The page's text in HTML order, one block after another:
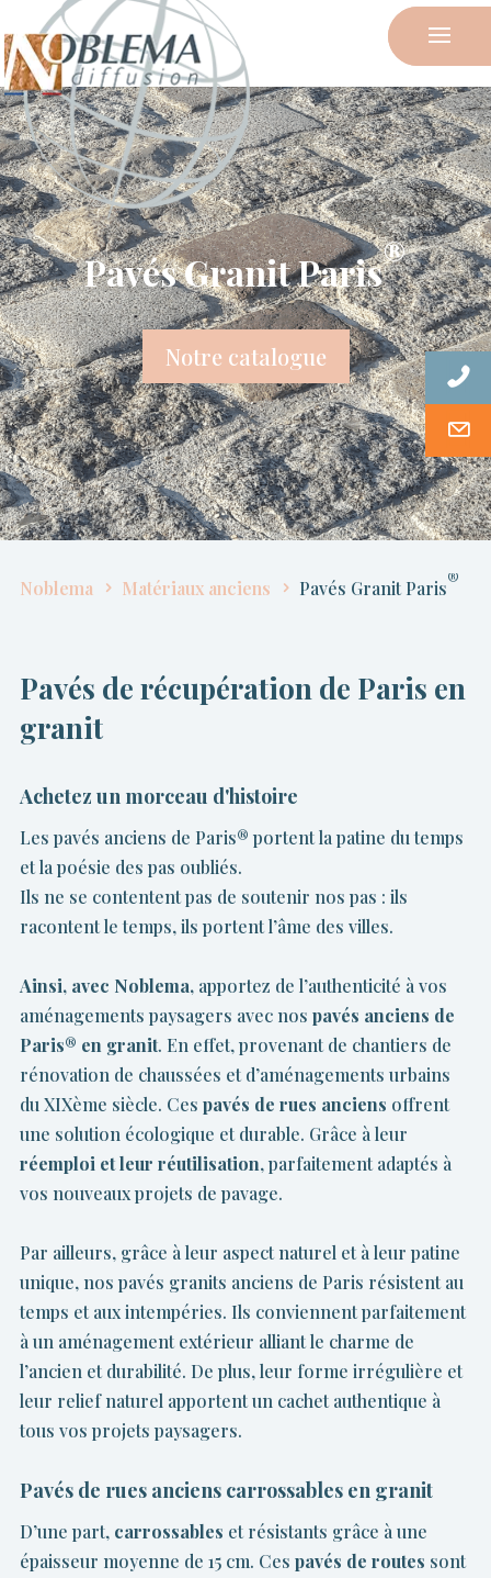
Pavés Granit Paris®
Notre catalogue
Noblema Matériaux anciens Pavés Granit Paris®
Pavés de récupération de Paris en
granit
Achetez un morceau d'histoire
Les pavés anciens de Paris® portent la patine du temps
et la poésie des pas oubliés.
Ils ne se contentent pas de soutenir nos pas : ils
racontent le temps, ils portent l’âme des villes.
Ainsi, avec Noblema, apportez de l’authenticité à vos
aménagements paysagers avec nos pavés anciens de
Paris® en granit. En effet, provenant de chantiers de
rénovation de chaussées et d’aménagements urbains
du XIXème siècle. Ces pavés de rues anciens offrent
une solution écologique et durable. Grâce à leur
réemploi et leur réutilisation, parfaitement adaptés à
vos nouveaux projets de pavage.
Par ailleurs, grâce à leur aspect naturel et à leur patine
unique, nos pavés granits anciens de Paris résistent au
temps et aux intempéries. Ils conviennent parfaitement
à un aménagement extérieur alliant le charme de
l’ancien et durabilité. De plus, leur forme irrégulière et
leur relief naturel apportent un cachet authentique à
tous vos projets paysagers.
Pavés de rues anciens carrossables en granit
D’une part,carrossables et résistants grâce à une
épaisseur moyenne de 15 cm. Ces pavés de routes sont